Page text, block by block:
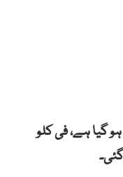
گیا ہے، فی کلو